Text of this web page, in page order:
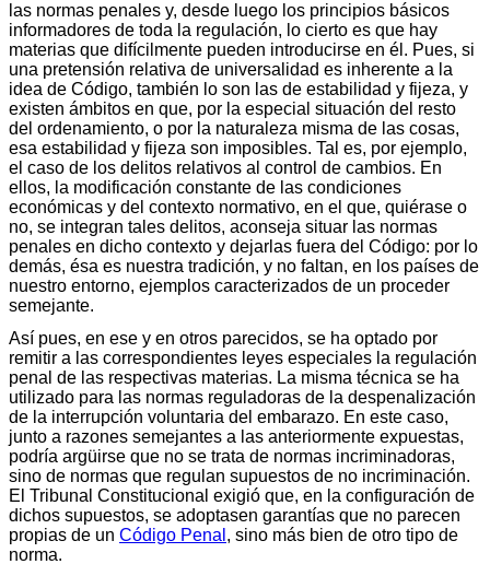
las normas penales y, desde luego los principios básicos
informadores de toda la regulación, lo cierto es que hay
materias que difícilmente pueden introducirse en él. Pues, si
una pretensión relativa de universalidad es inherente a la
idea de Código, también lo son las de estabilidad y fijeza, y
existen ámbitos en que, por la especial situación del resto
del ordenamiento, o por la naturaleza misma de las cosas,
esa estabilidad y fijeza son imposibles. Tal es, por ejemplo,
el caso de los delitos relativos al control de cambios. En
ellos, la modificación constante de las condiciones
económicas y del contexto normativo, en el que, quiérase o
no, se integran tales delitos, aconseja situar las normas
penales en dicho contexto y dejarlas fuera del Código: por lo
demás, ésa es nuestra tradición, y no faltan, en los países de
nuestro entorno, ejemplos caracterizados de un proceder
semejante.
Así pues, en ese y en otros parecidos, se ha optado por
remitir a las correspondientes leyes especiales la regulación
penal de las respectivas materias. La misma técnica se ha
utilizado para las normas reguladoras de la despenalización
de la interrupción voluntaria del embarazo. En este caso,
junto a razones semejantes a las anteriormente expuestas,
podría argüirse que no se trata de normas incriminadoras,
sino de normas que regulan supuestos de no incriminación.
El Tribunal Constitucional exigió que, en la configuración de
dichos supuestos, se adoptasen garantías que no parecen
propias de un Código Penal , sino más bien de otro tipo de
norma.